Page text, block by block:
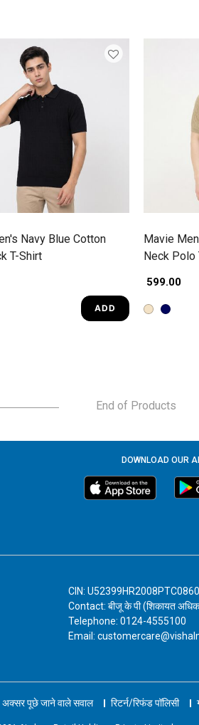
Navy Blue Cotton
T-Shirt
ADD
Mavie
Neck Polo
₹ 599.00
End of Products
DOWNLOAD OUR
CIN:
Contact: बीजू के पी (शिकायत
Telephone: 0124-4555100
Email:
अक्सर पूछे जाने वाले सवाल रिटर्न/रिफंड पॉलिसी